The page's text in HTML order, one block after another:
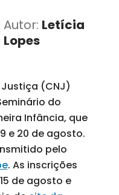
Autor: Letícia
Lopes
(CNJ)
do
Infância, que
e 20 de agosto.
pelo
. As inscrições
de agosto e